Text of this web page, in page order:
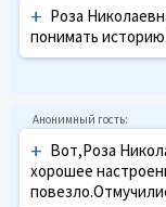
+ Роза
понимать
+ Вот,Роза
хорошее